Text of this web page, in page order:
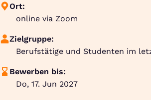
Ort:
online via Zoom
Zielgruppe:
Berufstätige und Studenten im
Bewerben bis:
Do, 17. Jun 2027